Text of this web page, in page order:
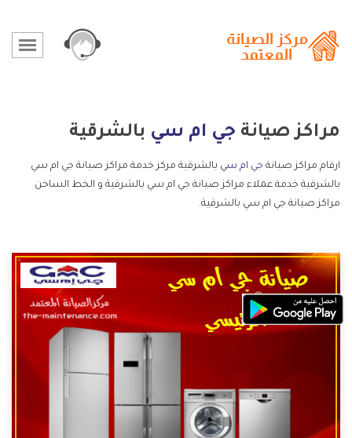
مراكز صيانة جي ام سي بالشرقية
ارقام مراكز صيانة جي ام سي بالشرقية مركز خدمة مراكز صيانة جي ام سي
بالشرقية خدمة عملاء مراكز صيانة جي ام سي بالشرقية و الخط الساخن
مراكز صيانة جي ام سي بالشرقية.